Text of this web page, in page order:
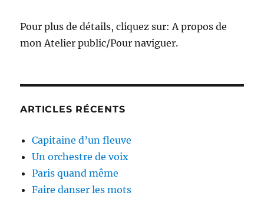
Pour plus de détails, cliquez sur: A propos de
mon Atelier public/Pour naviguer.
ARTICLES RÉCENTS
Capitaine d’un fleuve
Un orchestre de voix
Paris quand même
Faire danser les mots